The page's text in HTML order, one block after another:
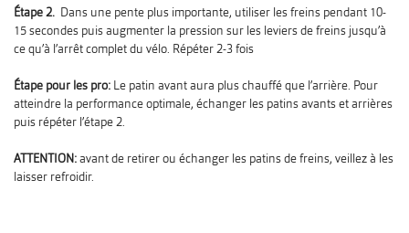
Étape 2. Dans une pente plus importante, utiliser les freins pendant 10-
15 secondes puis augmenter la pression sur les leviers de freins jusqu’à
ce qu’à l’arrêt complet du vélo. Répéter 2-3 fois
Étape pour les pro: Le patin avant aura plus chauffé que l’arrière. Pour
atteindre la performance optimale, échanger les patins avants et arrières
puis répéter l’étape 2.
ATTENTION:avant de retirer ou échanger les patins de freins, veillez à les
laisser refroidir.